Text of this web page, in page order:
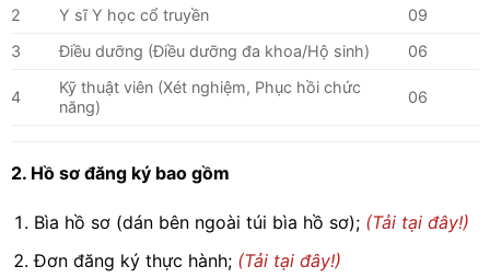
2 Y sĩ Y học cổ truyền
09
3
Điều dưỡng (Điều dưỡng đa khoa/Hộ sinh) 06
4
Kỹ thuật viên (Xét nghiệm, Phục hồi chức
năng)
06
2. Hồ sơ đăng ký bao gồm
Bìa hồ sơ (dán bên ngoài túi bìa hồ sơ); (Tải tại đây!)
Đơn đăng ký thực hành; (Tải tại đây!)